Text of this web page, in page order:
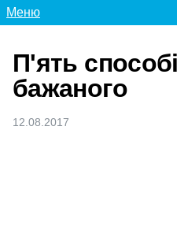
Меню
П'ять
бажаного
12.08.2017